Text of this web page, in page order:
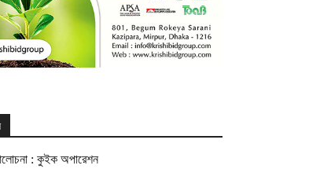
: কুইক অপারেশন